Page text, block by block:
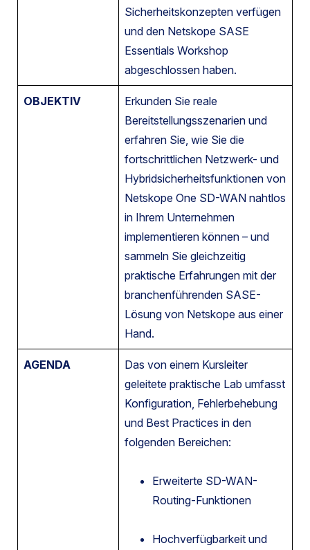
Sicherheitskonzepten verfügen
und den Netskope SASE
Essentials Workshop
abgeschlossen haben.
OBJEKTIV
Erkunden Sie reale
Bereitstellungsszenarien und
erfahren Sie, wie Sie die
fortschrittlichen Netzwerk- und
Hybridsicherheitsfunktionen von
Netskope One SD-WAN nahtlos
in Ihrem Unternehmen
implementieren können – und
sammeln Sie gleichzeitig
praktische Erfahrungen mit der
branchenführenden SASE-
Lösung von Netskope aus einer
Hand.
AGENDA
Das von einem Kursleiter
geleitete praktische Lab umfasst
Konfiguration, Fehlerbehebung
und Best Practices in den
folgenden Bereichen:
Erweiterte SD-WAN-
Routing-Funktionen
Hochverfügbarkeit und